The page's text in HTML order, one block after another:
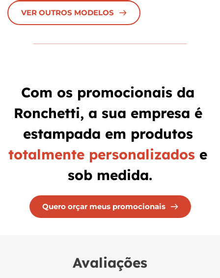
VER OUTROS MODELOS
Com os promocionais da
Ronchetti, a sua empresa é
estampada em produtos
totalmente personalizados e
sob medida.
Quero orçar meus promocionais
Avaliações